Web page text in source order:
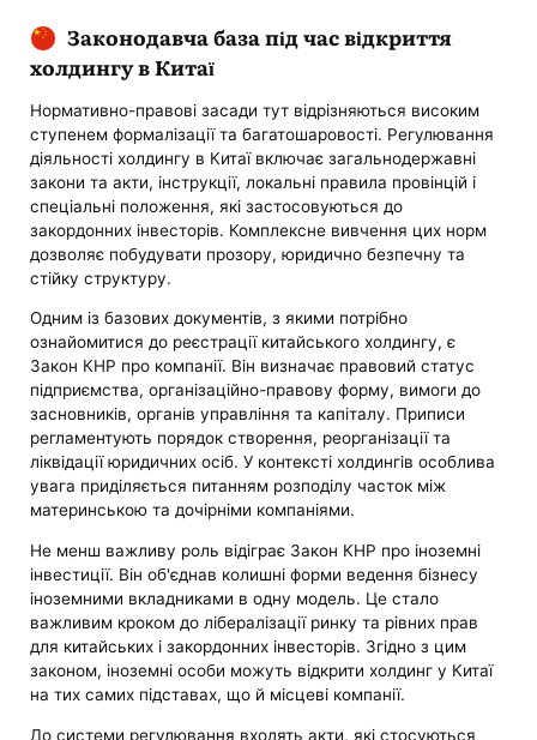
Законодавча база під час відкриття
холдингу в Китаї
Нормативно-правові засади тут відрізняються високим
ступенем формалізації та багатошаровості. Регулювання
діяльності холдингу в Китаї включає загальнодержавні
закони та акти, інструкції, локальні правила провінцій і
спеціальні положення, які застосовуються до
закордонних інвесторів. Комплексне вивчення цих норм
дозволяє побудувати прозору, юридично безпечну та
стійку структуру.
Одним із базових документів, з якими потрібно
ознайомитися до реєстрації китайського холдингу, є
Закон КНР про компанії. Він визначає правовий статус
підприємства, організаційно-правову форму, вимоги до
засновників, органів управління та капіталу. Приписи
регламентують порядок створення, реорганізації та
ліквідації юридичних осіб. У контексті холдингів особлива
увага приділяється питанням розподілу часток між
материнською та дочірніми компаніями.
Не менш важливу роль відіграє Закон КНР про іноземні
інвестиції. Він об'єднав колишні форми ведення бізнесу
іноземними вкладниками в одну модель. Це стало
важливим кроком до лібералізації ринку та рівних прав
для китайських і закордонних інвесторів. Згідно з цим
законом, іноземні особи можуть відкрити холдинг у Китаї
на тих самих підставах, що й місцеві компанії.
До системи регулювання входять акти, які стосуються